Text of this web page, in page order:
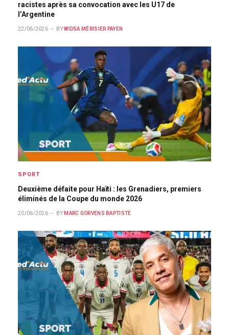
racistes après sa convocation avec les U17 de
l’Argentine
22/06/2026 BY WIDSA MÉRISIER PAYEN
SPORT
Deuxième défaite pour Haïti : les Grenadiers, premiers
éliminés de la Coupe du monde 2026
20/06/2026 BY MARC GORVENS BAPTISTE